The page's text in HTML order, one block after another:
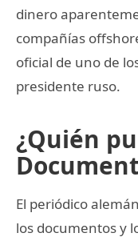
dinero
compañías
oficial de uno de
presidente ruso.
¿Quién
El periódico
los documentos y